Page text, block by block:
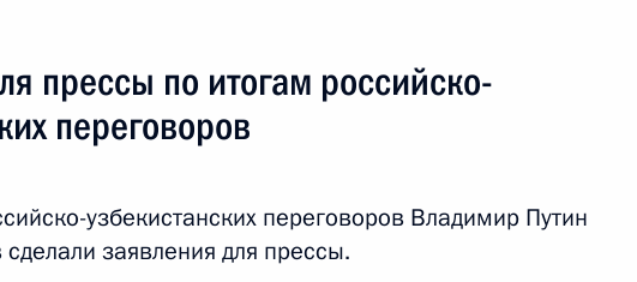
прессы по итогам российско-
переговоров
узбекистанских переговоров Владимир Путин
заявления для прессы.